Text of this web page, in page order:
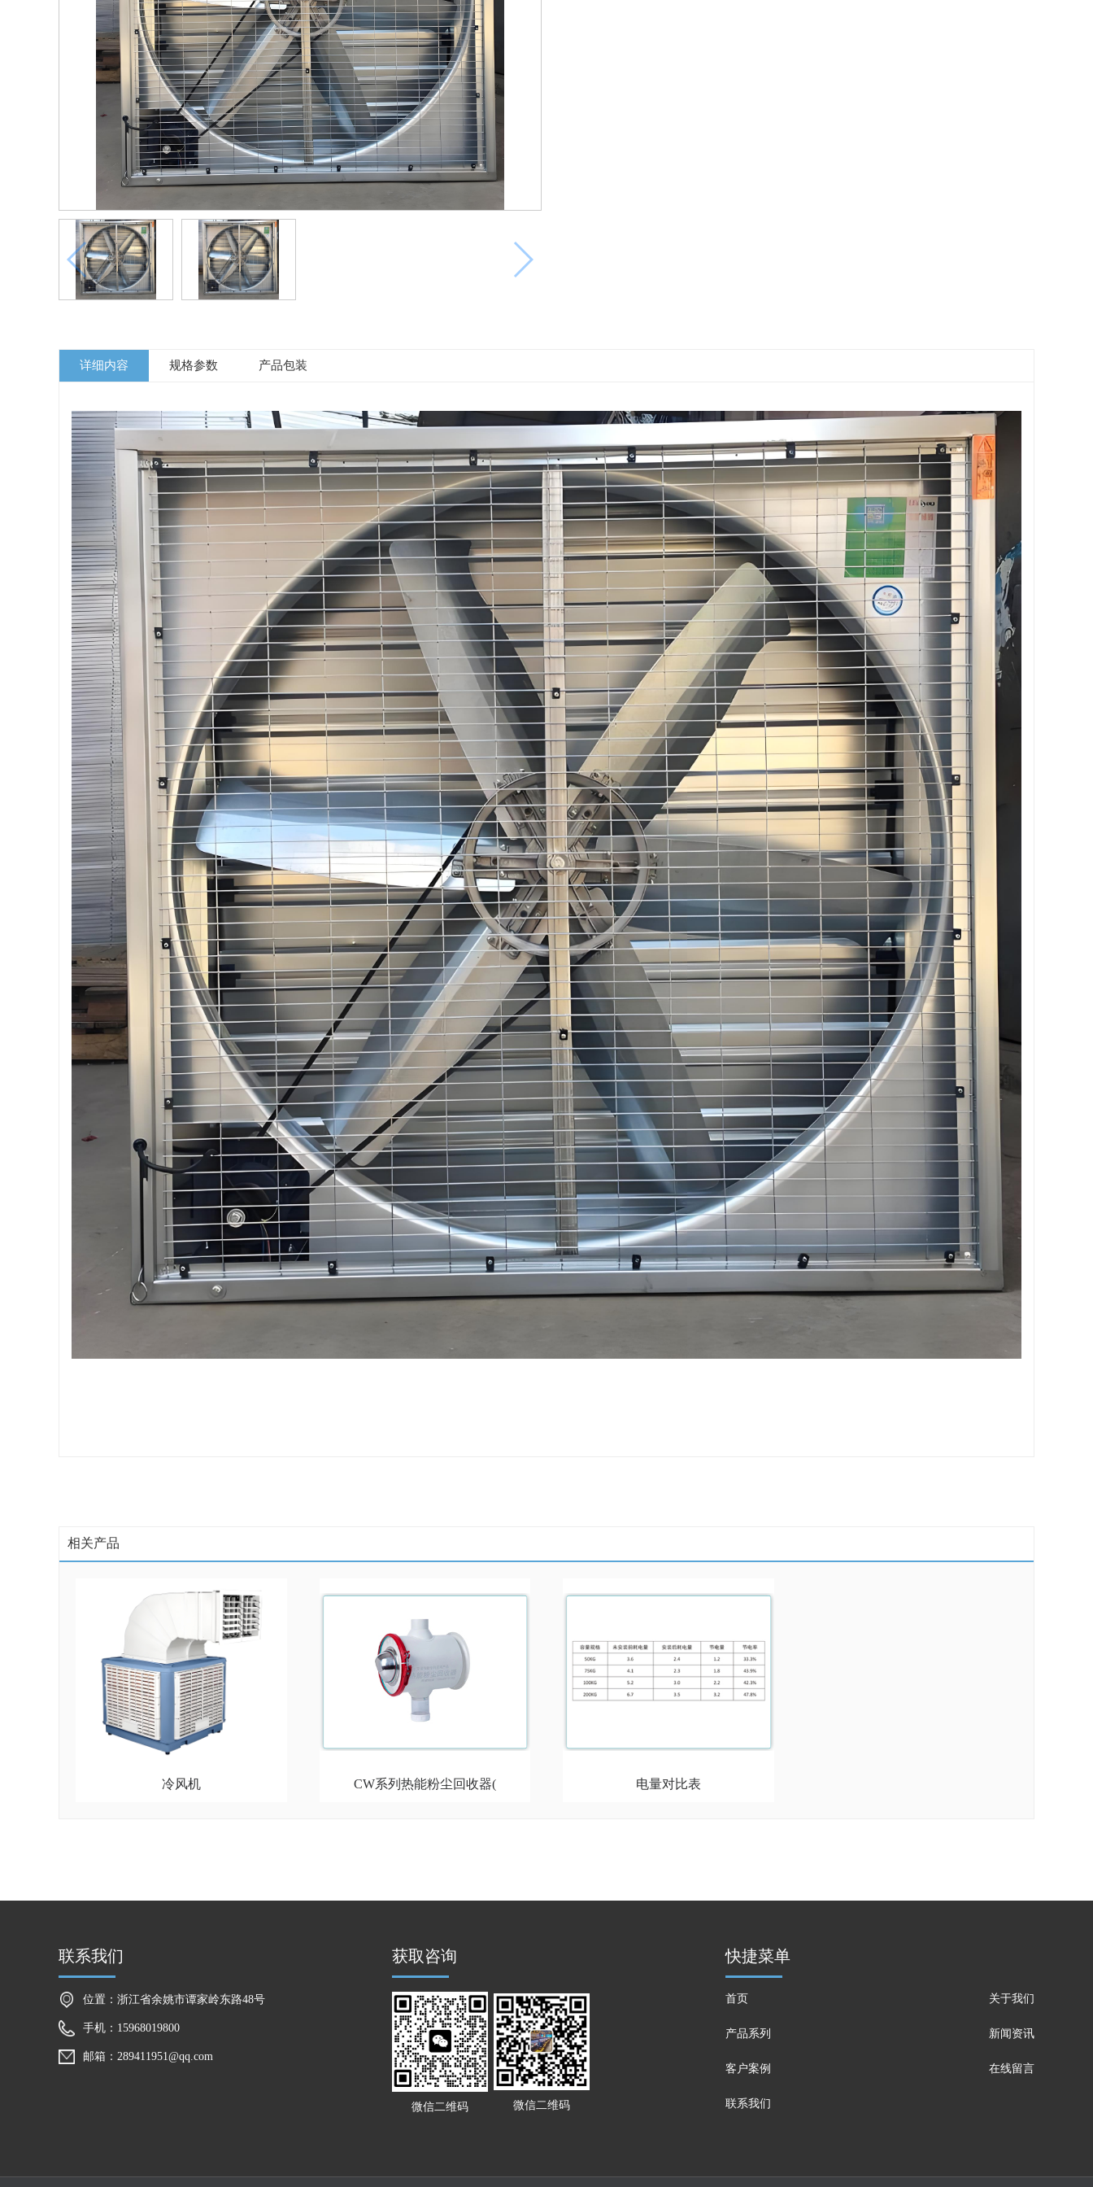
详细内容 规格参数 产品包装
相关产品
冷风机 CW系列热能粉尘回收器( 电量对比表
联系我们
位置：浙江省余姚市谭家岭东路48号
手机：15968019800
邮箱：289411951@qq.com
获取咨询
微信二维码 微信二维码
快捷菜单
首页 关于我们
产品系列 新闻资讯
客户案例 在线留言
联系我们